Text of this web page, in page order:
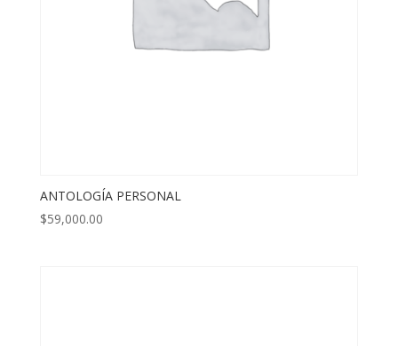
ANTOLOGÍA PERSONAL
$59,000.00